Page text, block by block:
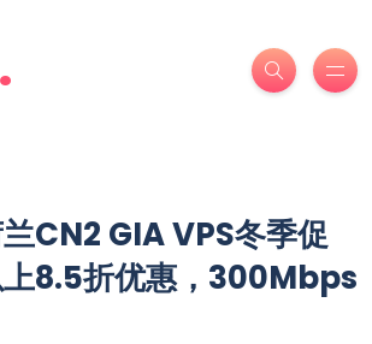
.
CN2 GIA VPS冬季促
8.5折优惠，300Mbps